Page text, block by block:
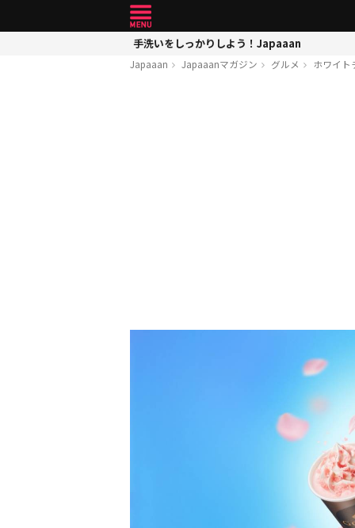
手洗いをしっかりしよう！Japaaan
Japaaan Japaaanマガジン グルメ ホワイト